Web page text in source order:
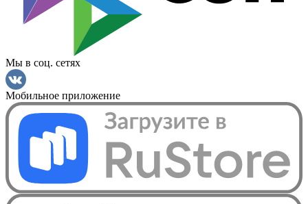
Мы в соц. сетях
Мобильное приложение